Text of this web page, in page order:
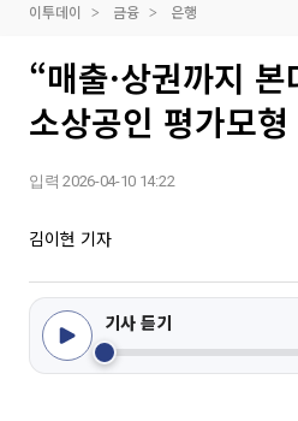
이투데이 금융 은행
“매출·상권까지
소상공인 평가모
입력 2026-04-10 14:22
김이현 기자
기사 듣기